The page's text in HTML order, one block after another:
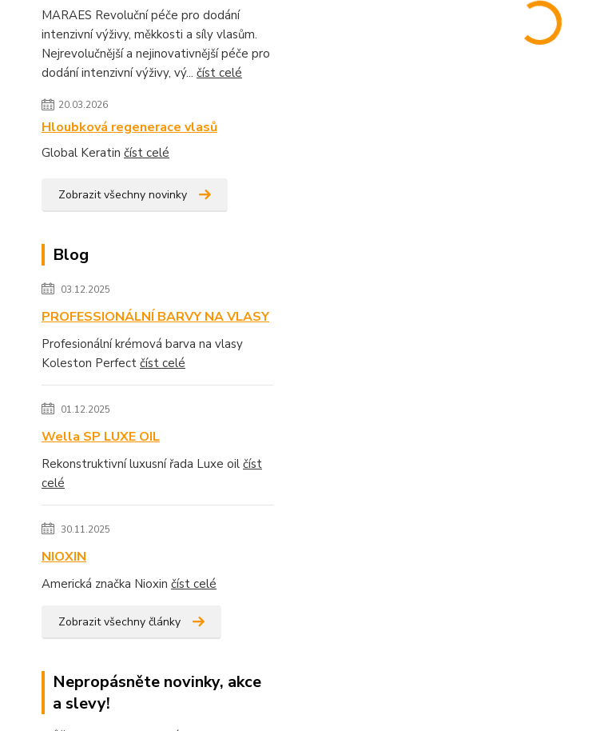
MARAES Revoluční péče pro dodání
intenzivní výživy, měkkosti a síly vlasům.
Nejrevolučnější a nejinovativnější péče pro
dodání intenzivní výživy, vý... číst celé
20.03.2026
Hloubková regenerace vlasů
Global Keratin číst celé
Zobrazit všechny novinky
Blog
03.12.2025
PROFESSIONÁLNÍ BARVY NA VLASY
Profesionální krémová barva na vlasy
Koleston Perfect číst celé
01.12.2025
Wella SP LUXE OIL
Rekonstruktivní luxusní řada Luxe oil číst
celé
30.11.2025
NIOXIN
Americká značka Nioxin číst celé
Zobrazit všechny články
Nepropásněte novinky, akce
a slevy!